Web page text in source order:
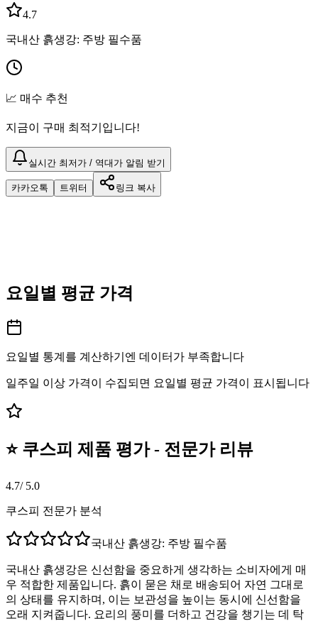
4.7
국내산 흙생강: 주방 필수품
📈 매수 추천
지금이 구매 최적기입니다!
실시간 최저가 / 역대가 알림 받기
카카오톡 트위터 링크 복사
요일별 평균 가격
요일별 통계를 계산하기엔 데이터가 부족합니다
일주일 이상 가격이 수집되면 요일별 평균 가격이 표시됩니다
⭐ 쿠스피 제품 평가 - 전문가 리뷰
4.7/ 5.0
쿠스피 전문가 분석
국내산 흙생강: 주방 필수품
국내산 흙생강은 신선함을 중요하게 생각하는 소비자에게 매
우 적합한 제품입니다. 흙이 묻은 채로 배송되어 자연 그대로
의 상태를 유지하며, 이는 보관성을 높이는 동시에 신선함을
오래 지켜줍니다. 요리의 풍미를 더하고 건강을 챙기는 데 탁